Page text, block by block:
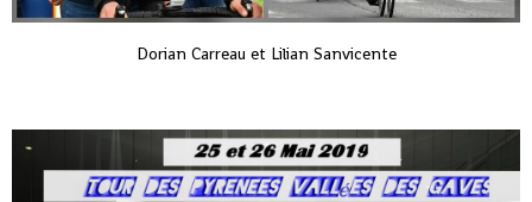
Dorian Carreau et Lilian Sanvicente